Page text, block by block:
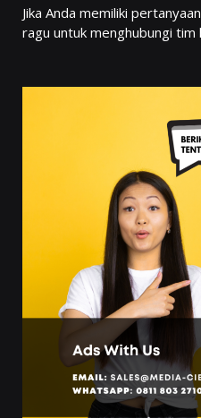
Jika Anda memiliki
ragu untuk menghubungi tim